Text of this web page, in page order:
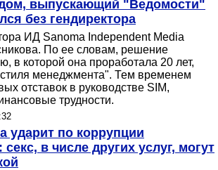
выпускающий "Ведомости"
без гендиректора
ИД Sanoma Independent Media
По ее словам, решение
в которой она проработала 20 лет,
менеджмента". Тем временем
отставок в руководстве SIM,
трудности.
ударит по коррупции
в числе других услуг, могут